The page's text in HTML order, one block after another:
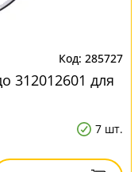
285727
312012601 для
7 шт.